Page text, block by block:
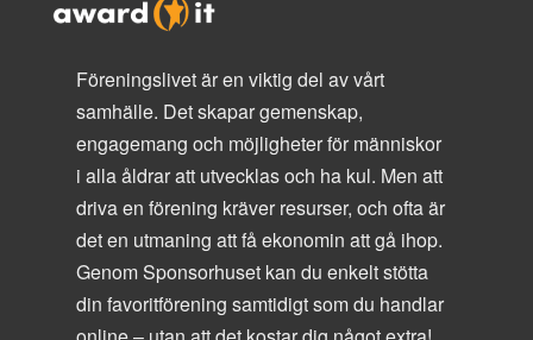
Föreningslivet är en viktig del av vårt
samhälle. Det skapar gemenskap,
engagemang och möjligheter för människor
i alla åldrar att utvecklas och ha kul. Men att
driva en förening kräver resurser, och ofta är
det en utmaning att få ekonomin att gå ihop.
Genom Sponsorhuset kan du enkelt stötta
din favoritförening samtidigt som du handlar